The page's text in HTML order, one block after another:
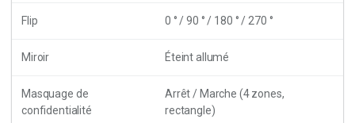
Flip 0 ° / 90 ° / 180 ° / 270 °
Miroir Éteint allumé
Masquage de
confidentialité
Arrêt / Marche (4 zones,
rectangle)